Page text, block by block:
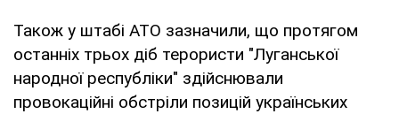
Також у штабі АТО зазначили, що протягом
останніх трьох діб терористи "Луганської
народної республіки" здійснювали
провокаційні обстріли позицій українських